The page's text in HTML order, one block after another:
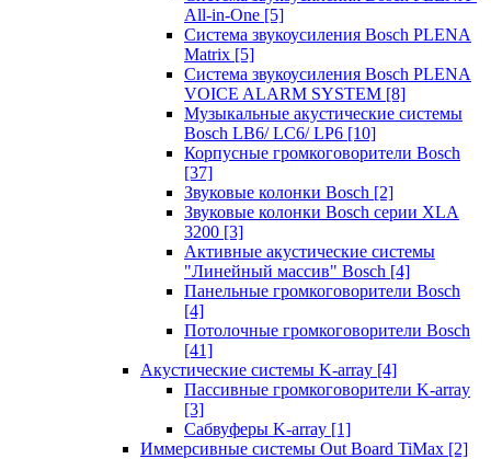
All-in-One [5]
Система звукоусиления Bosch PLENA
Matrix [5]
Система звукоусиления Bosch PLENA
VOICE ALARM SYSTEM [8]
Музыкальные акустические системы
Bosch LB6/ LC6/ LP6 [10]
Корпусные громкоговорители Bosch
[37]
Звуковые колонки Bosch [2]
Звуковые колонки Bosch серии XLA
3200 [3]
Активные акустические системы
"Линейный массив" Bosch [4]
Панельные громкоговорители Bosch
[4]
Потолочные громкоговорители Bosch
[41]
Акустические системы K-array [4]
Пассивные громкоговорители K-array
[3]
Сабвуферы K-array [1]
Иммерсивные системы Out Board TiMax [2]